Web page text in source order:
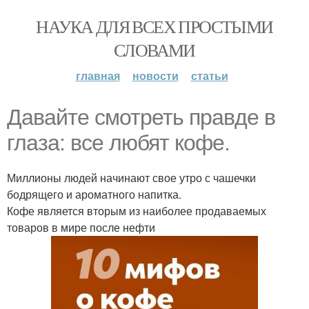
НАУКА ДЛЯ ВСЕХ ПРОСТЫМИ
СЛОВАМИ
главная новости статьи
Давайте смотреть правде в
глаза: все любят кофе.
Миллионы людей начинают свое утро с чашечки
бодрящего и ароматного напитка.
Кофе является вторым из наиболее продаваемых
товаров в мире после нефти